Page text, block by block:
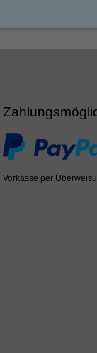
Vorkasse per